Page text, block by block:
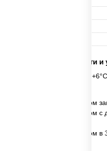
Срок годности
6 часов при t° от +2°C до +6°C
✅ Бульон куриный с яйцом
✅ Бульон куриный с яйцом с
✅ Бульон куриный с яйцом в